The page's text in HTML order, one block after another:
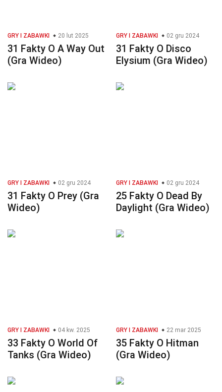
GRY I ZABAWKI 20 lut 2025
31 Fakty O A Way Out
(Gra Wideo)
GRY I ZABAWKI 02 gru 2024
31 Fakty O Disco
Elysium (Gra Wideo)
GRY I ZABAWKI 02 gru 2024
31 Fakty O Prey (Gra
Wideo)
GRY I ZABAWKI 02 gru 2024
25 Fakty O Dead By
Daylight (Gra Wideo)
GRY I ZABAWKI 04 kw. 2025
33 Fakty O World Of
Tanks (Gra Wideo)
GRY I ZABAWKI 22 mar 2025
35 Fakty O Hitman
(Gra Wideo)